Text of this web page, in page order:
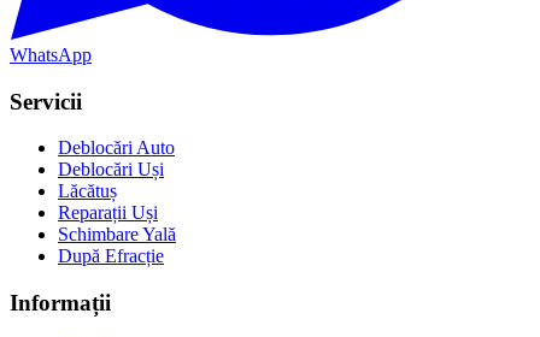
WhatsApp
Servicii
Deblocări Auto
Deblocări Uși
Lăcătuș
Reparații Uși
Schimbare Yală
După Efracție
Informații